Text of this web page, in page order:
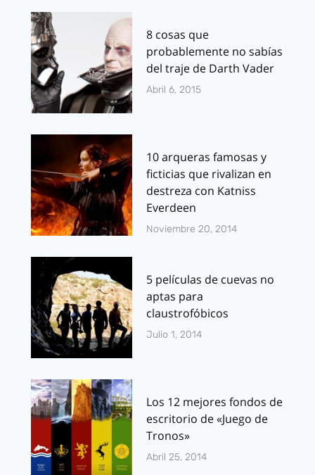
8 cosas que
probablemente no sabías
del traje de Darth Vader
Abril 6, 2015
10 arqueras famosas y
ficticias que rivalizan en
destreza con Katniss
Everdeen
Noviembre 20, 2014
5 películas de cuevas no
aptas para
claustrofóbicos
Julio 1, 2014
Los 12 mejores fondos de
escritorio de «Juego de
Tronos»
Abril 25, 2014